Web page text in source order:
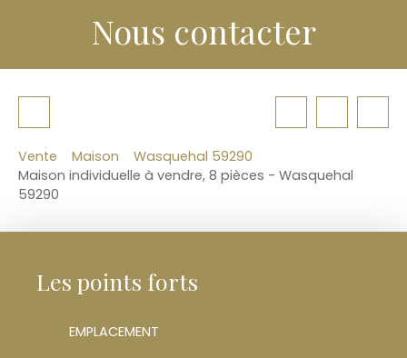
Nous contacter
Vente Maison
Wasquehal 59290
Maison individuelle à vendre, 8 pièces - Wasquehal
59290
Les points forts
EMPLACEMENT